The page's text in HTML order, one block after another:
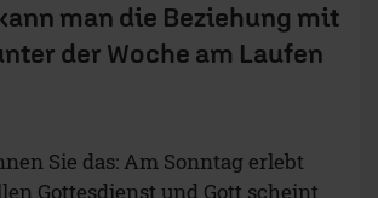
man die Beziehung mit
der Woche am Laufen
Sie das: Am Sonntag erlebt
Gottesdienst und Gott scheint